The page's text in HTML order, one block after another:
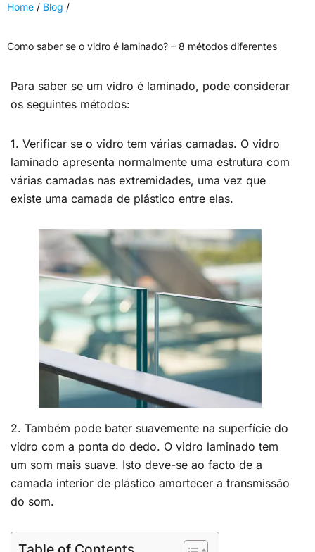
Home / Blog /
Como saber se o vidro é laminado? – 8 métodos diferentes
Para saber se um vidro é laminado, pode considerar
os seguintes métodos:
1. Verificar se o vidro tem várias camadas. O vidro
laminado apresenta normalmente uma estrutura com
várias camadas nas extremidades, uma vez que
existe uma camada de plástico entre elas.
2. Também pode bater suavemente na superfície do
vidro com a ponta do dedo. O vidro laminado tem
um som mais suave. Isto deve-se ao facto de a
camada interior de plástico amortecer a transmissão
do som.